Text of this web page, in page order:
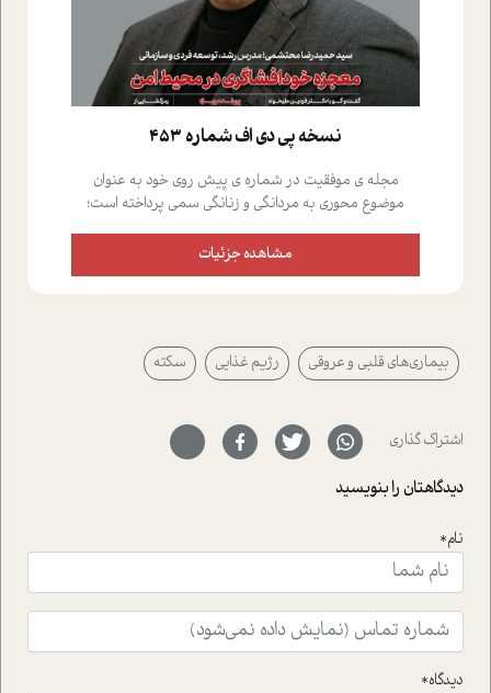
نسخه پي دي اف شماره 453
مجله ی موفقیت در شماره ی پیش روی خود به عنوان
موضوع محوری به مردانگی و زنانگی سمی پرداخته است؛
علیخواه، جامعه شناس در بخش های مختلف تلاش کرده ایم
از دریچه های گوناگون به این موضوع مهم بپردازیم.فصل
پیرامون آن آشنا می کند.در بخش دو فنجان داغ به سراغ افرادی
رفته ایم که موفقیت را در عمل به اثبات رسانده اند؛ سید
حمیدرضا محتشمی که بیست و پنجمین سال فعالیت حرفه
سر نهاده است و نیز کرامت عزیز زاده؛ سفیر صلح و دوستی که
با رکاب زدن در بیش از هفتاد کشور و کاشتن درخت، به نماد
حمایت از محیط زیست و منابع طبیعی تبدیل گشته
است.فصل روایت اجنبی ها در این شماره به دو موضوع
ای که به زندگی شگفت انگیز جین گودال و تاثیرات کاوش های
ایشان در حوزه ی شامپانزه ها بر زندگی امروزی ما نگاهی
افکنده است.فصل اتاق 333 شما را پای صحبت یک تجربه ی
واقعی در ارتباط با اختلال شخصیت اسکزوئید و مشکلات و نیز
راهکارهای حل آن قرار می دهد که در اتاق درمان اتفاق افتاده
مشاهده جزئیات
بیماری‌های قلبی و عروقی رژیم غذایی سکته
اشتراک گذاری
دیدگاهتان را بنویسید
نام*
دیدگاه*